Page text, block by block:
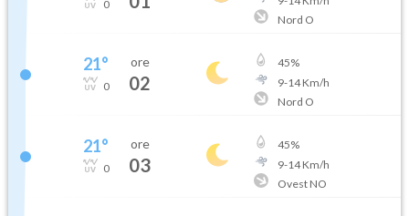
0
Nord O
21°
0
ore
02
45%
9-14Km/h
Nord O
21°
0
ore
03
45%
9-14Km/h
Ovest NO